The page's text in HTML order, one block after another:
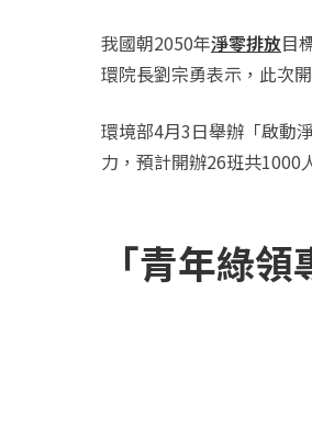
我國朝2050年淨零排放目
環院長劉宗勇表示，此次
環境部4月3日舉辦「啟動
力，預計開辦26班共1000
「青年綠